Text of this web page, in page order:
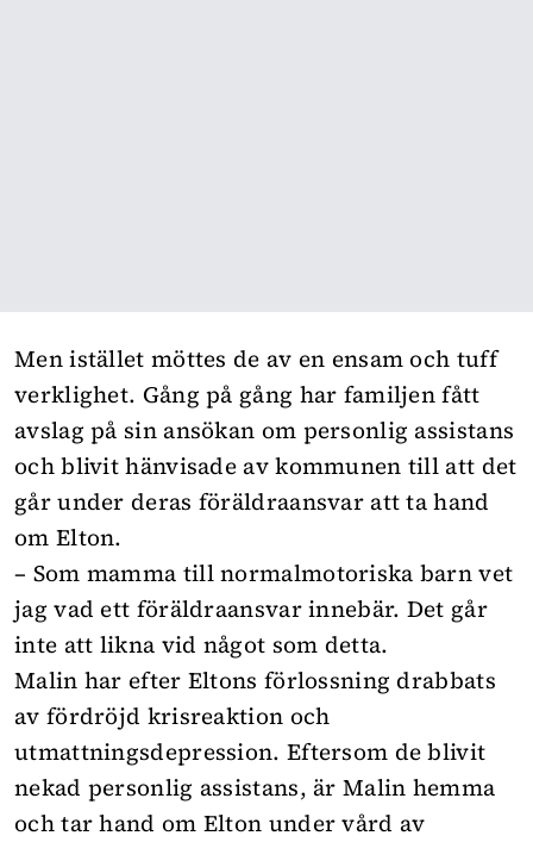
Men istället möttes de av en ensam och tuff
verklighet. Gång på gång har familjen fått
avslag på sin ansökan om personlig assistans
och blivit hänvisade av kommunen till att det
går under deras föräldraansvar att ta hand
om Elton.
– Som mamma till normalmotoriska barn vet
jag vad ett föräldraansvar innebär. Det går
inte att likna vid något som detta.
Malin har efter Eltons förlossning drabbats
av fördröjd krisreaktion och
utmattningsdepression. Eftersom de blivit
nekad personlig assistans, är Malin hemma
och tar hand om Elton under vård av